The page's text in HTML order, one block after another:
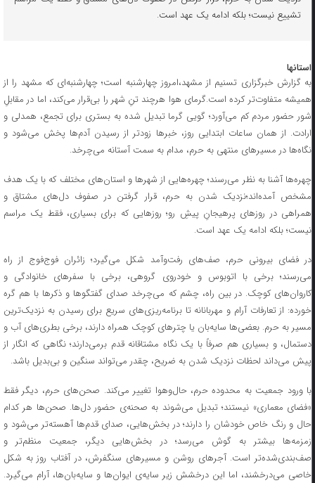
تشییع نیست؛ بلکه ادامه یک عهد است.
استانها
به گزارش خبرگزاری تسنیم از مشهد،امروز چهارشنبه است؛ چهارشنبه‌ای که مشهد را از
همیشه متفاوت‌تر کرده است.گرمای هوا هرچند تنِ شهر را بی‌قرار می‌کند، اما در مقابلِ
شور حضور مردم کم می‌آورد؛ گویی گرما تبدیل شده به بستری برای تجمع، همدلی و
ارادت. از همان ساعات ابتدایی روز، خبرها زودتر از رسیدن آدم‌ها پخش می‌شود و
نگاه‌ها در مسیرهای منتهی به حرم، مدام به سمت آستانه می‌چرخد.
چهره‌ها آشنا به نظر می‌رسند؛ چهره‌هایی از شهرها و استان‌های مختلف که با یک هدف
مشخص آمده‌اند؛نزدیک شدن به حرم، قرار گرفتن در صفوف دل‌های مشتاق و
همراهی در روزهای پرهیجانِ پیشِ رو؛ روزهایی که برای بسیاری، فقط یک مراسم
نیست؛ بلکه ادامه‌ یک عهد است.
در فضای بیرونی حرم، صف‌های رفت‌وآمد شکل می‌گیرد؛ زائران فوج‌فوج از راه
می‌رسند؛ برخی با اتوبوس و خودروی گروهی، برخی با سفرهای خانوادگی و
کاروان‌های کوچک. در بین راه، چشم که می‌چرخد صدای گفتگوها و ذکرها با هم گره
خورده: از تعارفات آرام و مهربانانه تا برنامه‌ریزی‌های سریع برای رسیدن به نزدیک‌ترین
مسیر به حرم. بعضی‌ها سایه‌بان یا چترهای کوچک همراه دارند، برخی بطری‌های آب و
دستمال، و بسیاری هم صرفاً با یک نگاه مشتاقانه قدم برمی‌دارند؛ نگاهی که انگار از
پیش می‌داند لحظات نزدیک شدن به ضریح، چقدر می‌تواند سنگین و بی‌بدیل باشد.
با ورود جمعیت به محدوده حرم، حال‌وهوا تغییر می‌کند. صحن‌های حرم، دیگر فقط
«فضای معماری» نیستند؛ تبدیل می‌شوند به صحنه‌ی حضور دل‌ها. صحن‌ها هر کدام
حال و رنگ خاص خودشان را دارند؛ در بخش‌هایی، صدای قدم‌ها آهسته‌تر می‌شود و
زمزمه‌ها بیشتر به گوش می‌رسد؛ در بخش‌هایی دیگر، جمعیت منظم‌تر و
صف‌بندی‌شده‌تر است. آجرهای روشن و مسیرهای سنگفرش، در آفتاب روز به شکل
خاصی می‌درخشند، اما این درخشش زیر سایه‌ی ایوان‌ها و سایه‌بان‌ها، آرام می‌گیرد.